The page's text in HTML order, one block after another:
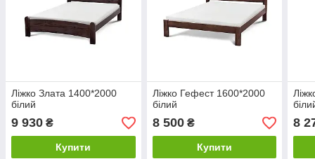
Ліжко Злата 1400*2000
білий
9 930 ₴
Купити
Ліжко Гефест 1600*2000
білий
8 500₴
Купити
8